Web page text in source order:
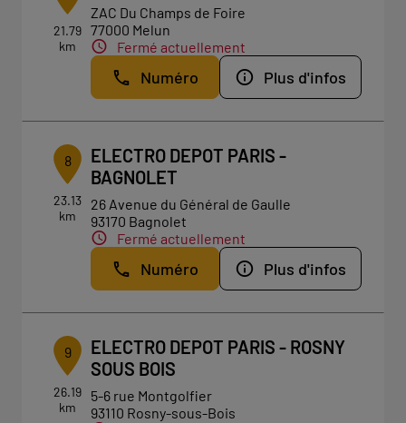
21.79
km
ZAC Du Champs de Foire
77000 Melun
Fermé actuellement
Numéro Plus d'infos
8
23.13
km
ELECTRO DEPOT PARIS -
BAGNOLET
26 Avenue du Général de Gaulle
93170 Bagnolet
Fermé actuellement
Numéro Plus d'infos
9
26.19
km
ELECTRO DEPOT PARIS - ROSNY
SOUS BOIS
5-6 rue Montgolfier
93110 Rosny-sous-Bois